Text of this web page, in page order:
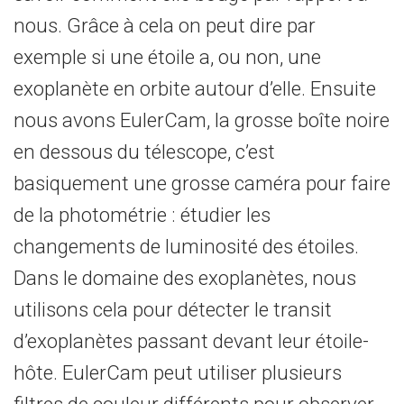
nous. Grâce à cela on peut dire par
exemple si une étoile a, ou non, une
exoplanète en orbite autour d’elle. Ensuite
nous avons EulerCam, la grosse boîte noire
en dessous du télescope, c’est
basiquement une grosse caméra pour faire
de la photométrie : étudier les
changements de luminosité des étoiles.
Dans le domaine des exoplanètes, nous
utilisons cela pour détecter le transit
d’exoplanètes passant devant leur étoile-
hôte. EulerCam peut utiliser plusieurs